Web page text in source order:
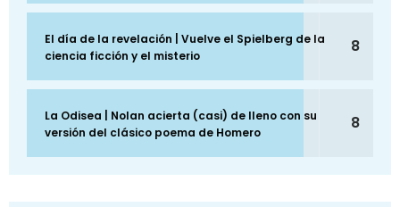
El día de la revelación | Vuelve el Spielberg de la
ciencia ficción y el misterio
8
La Odisea | Nolan acierta (casi) de lleno con su
versión del clásico poema de Homero
8